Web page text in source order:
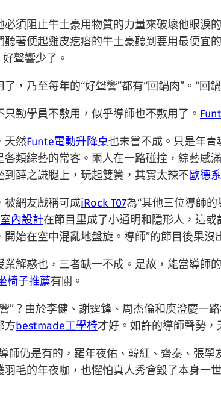
須阻止牛土豪用物質的力量來破壞他眼淚
著便起雞皮疙瘩的牛土豪聽到要用最便宜
聲響少了。
，乃至每年的“好聲響”都有“回鍋肉”。“回
只勤學員不敷用，似乎導師也不敷用了。
天然Funte電動升降桌也未嘗不成。只是年
類綜藝的常客。兩人在一路碰撞，綜藝感
薛之謙腿上，玩起雙簧，其實太辣不歐德
被網友戲稱可成iRock T07為“其他三位導師
內設計在節目里成了小通明和隱形人，這
始在空中混亂地盤旋。導師”的節目後果沒
業解惑也，三者缺一不成。是故，能當導師
椅子推薦有關。
”？由於李健、謝霆鋒、周杰倫和庾澄慶一
方bestmade工學椅才好。如許的導師聲勢，
師仍是有的，羅年夜佑、韓紅、齊秦、張
毛的年夜咖，也懼怕真人秀會毀了本身一